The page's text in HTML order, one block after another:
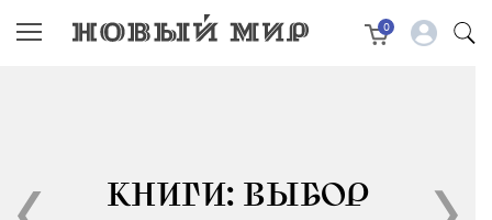
0
КНИГИ: ВЫБОР